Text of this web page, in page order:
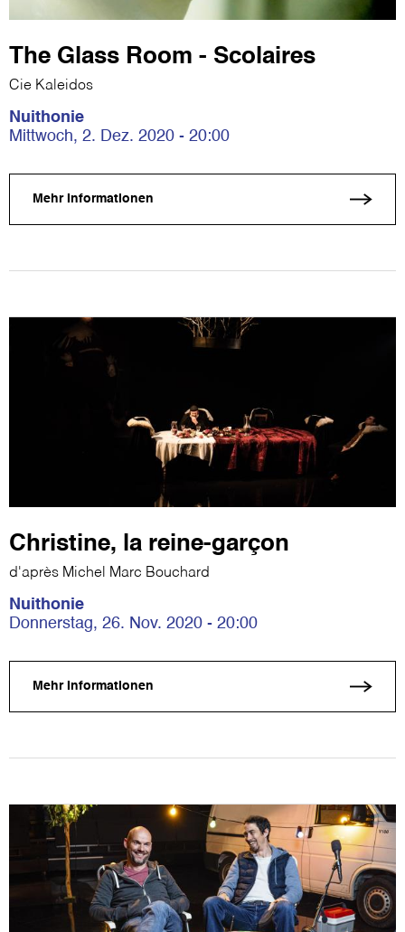
The Glass Room - Scolaires
Cie Kaleidos
Nuithonie
Mittwoch, 2. Dez. 2020 - 20:00
Mehr Informationen
Christine, la reine-garçon
d'après Michel Marc Bouchard
Nuithonie
Donnerstag, 26. Nov. 2020 - 20:00
Mehr Informationen